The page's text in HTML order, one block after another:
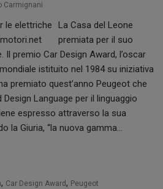
Carmignani
La Casa del Leone
premiata per il suo
premio Car Design Award, l’oscar
istituito nel 1984 su iniziativa
premiato quest’anno Peugeot che
Language per il linguaggio
espresso attraverso la sua
la Giuria, “la nuova gamma…
, Car Design Award, Peugeot